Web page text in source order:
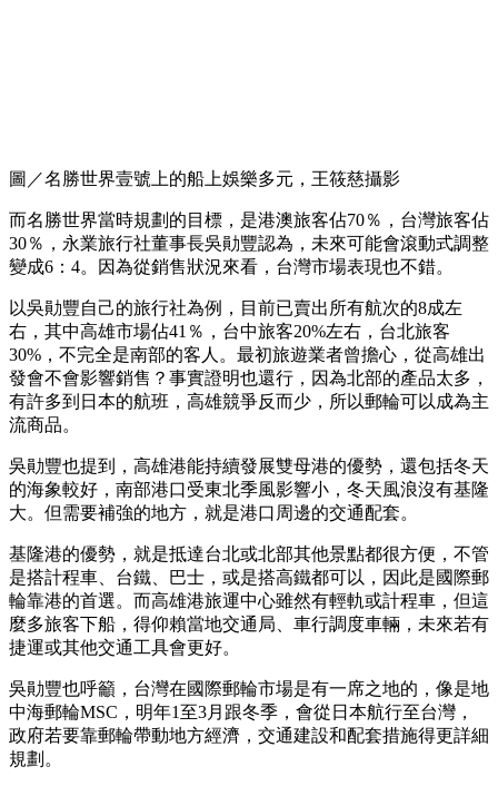
圖／名勝世界壹號上的船上娛樂多元，王筱慈攝影
而名勝世界當時規劃的目標，是港澳旅客佔70％，台灣旅客佔
30％，永業旅行社董事長吳勛豐認為，未來可能會滾動式調整
變成6：4。因為從銷售狀況來看，台灣市場表現也不錯。
以吳勛豐自己的旅行社為例，目前已賣出所有航次的8成左
右，其中高雄市場佔41％，台中旅客20%左右，台北旅客
30%，不完全是南部的客人。最初旅遊業者曾擔心，從高雄出
發會不會影響銷售？事實證明也還行，因為北部的產品太多，
有許多到日本的航班，高雄競爭反而少，所以郵輪可以成為主
流商品。
吳勛豐也提到，高雄港能持續發展雙母港的優勢，還包括冬天
的海象較好，南部港口受東北季風影響小，冬天風浪沒有基隆
大。但需要補強的地方，就是港口周邊的交通配套。
基隆港的優勢，就是抵達台北或北部其他景點都很方便，不管
是搭計程車、台鐵、巴士，或是搭高鐵都可以，因此是國際郵
輪靠港的首選。而高雄港旅運中心雖然有輕軌或計程車，但這
麼多旅客下船，得仰賴當地交通局、車行調度車輛，未來若有
捷運或其他交通工具會更好。
吳勛豐也呼籲，台灣在國際郵輪市場是有一席之地的，像是地
中海郵輪MSC，明年1至3月跟冬季，會從日本航行至台灣，
政府若要靠郵輪帶動地方經濟，交通建設和配套措施得更詳細
規劃。